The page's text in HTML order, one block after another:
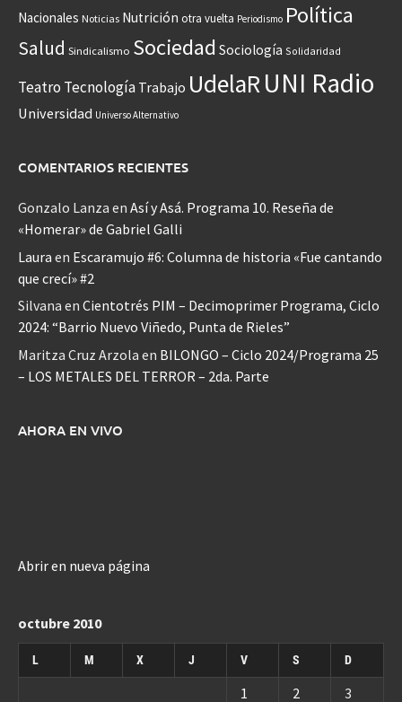
Nacionales Noticias Nutrición otra vuelta Periodismo Política
Salud Sindicalismo Sociedad Sociología Solidaridad
Teatro Tecnología Trabajo UdelaRUNI Radio
Universidad Universo Alternativo
COMENTARIOS RECIENTES
Gonzalo Lanza en Así y Asá. Programa 10. Reseña de
«Homerar» de Gabriel Galli
Laura en Escaramujo #6: Columna de historia «Fue cantando
que crecí» #2
Silvana en Cientotrés PIM – Decimoprimer Programa, Ciclo
2024: “Barrio Nuevo Viñedo, Punta de Rieles”
Maritza Cruz Arzola en BILONGO – Ciclo 2024/Programa 25
– LOS METALES DEL TERROR – 2da. Parte
AHORA EN VIVO
Abrir en nueva página
octubre 2010
L M X J V S D
1 2 3